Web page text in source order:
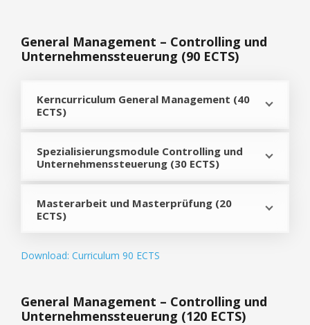
General Management – Controlling und
Unternehmenssteuerung (90 ECTS)
Kerncurriculum General Management (40
ECTS)
Spezialisierungsmodule Controlling und
Unternehmenssteuerung (30 ECTS)
Masterarbeit und Masterprüfung (20
ECTS)
Download: Curriculum 90 ECTS
General Management – Controlling und
Unternehmenssteuerung (120 ECTS)